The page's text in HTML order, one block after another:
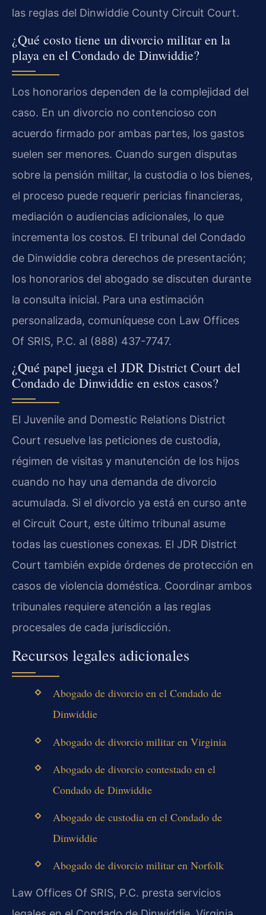
las reglas del Dinwiddie County Circuit Court.
¿Qué costo tiene un divorcio militar en la
playa en el Condado de Dinwiddie?
Los honorarios dependen de la complejidad del
caso. En un divorcio no contencioso con
acuerdo firmado por ambas partes, los gastos
suelen ser menores. Cuando surgen disputas
sobre la pensión militar, la custodia o los bienes,
el proceso puede requerir pericias financieras,
mediación o audiencias adicionales, lo que
incrementa los costos. El tribunal del Condado
de Dinwiddie cobra derechos de presentación;
los honorarios del abogado se discuten durante
la consulta inicial. Para una estimación
personalizada, comuníquese con Law Offices
Of SRIS, P.C. al (888) 437-7747.
¿Qué papel juega el JDR District Court del
Condado de Dinwiddie en estos casos?
El Juvenile and Domestic Relations District
Court resuelve las peticiones de custodia,
régimen de visitas y manutención de los hijos
cuando no hay una demanda de divorcio
acumulada. Si el divorcio ya está en curso ante
el Circuit Court, este último tribunal asume
todas las cuestiones conexas. El JDR District
Court también expide órdenes de protección en
casos de violencia doméstica. Coordinar ambos
tribunales requiere atención a las reglas
procesales de cada jurisdicción.
Recursos legales adicionales
Abogado de divorcio en el Condado de
Dinwiddie
Abogado de divorcio militar en Virginia
Abogado de divorcio contestado en el
Condado de Dinwiddie
Abogado de custodia en el Condado de
Dinwiddie
Abogado de divorcio militar en Norfolk
Law Offices Of SRIS, P.C. presta servicios